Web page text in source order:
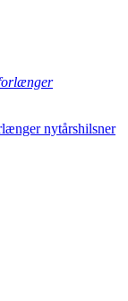
nytårshilsner